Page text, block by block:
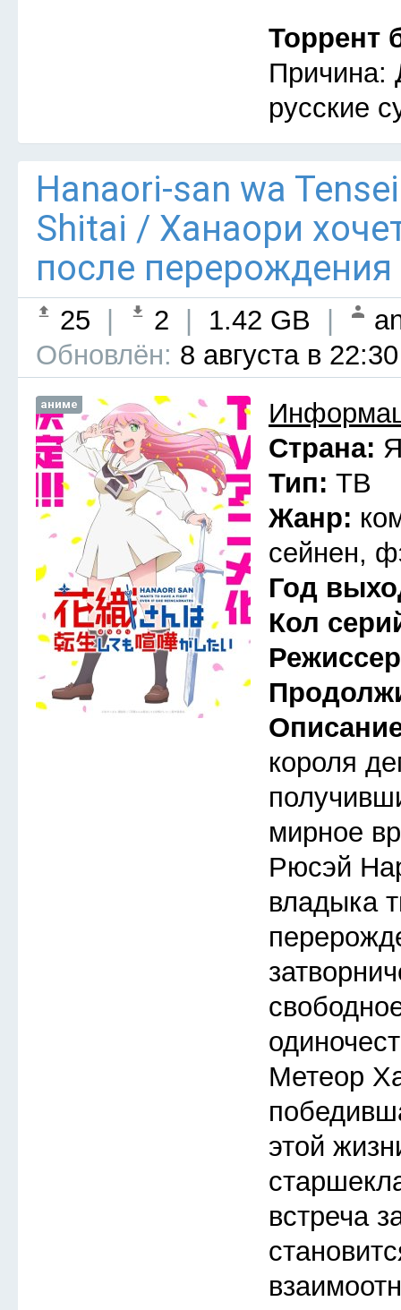
Торрент
Причина:
русские
Hanaori-san wa
Shitai / Ханаори
после
25 2 1.42 GB
Обновлён: 8 августа в 22:30
аниме
Страна:
Тип: ТВ
Жанр:
сейнен,
Год
Кол
короля
мирное
Рюсэй
владыка
Метеор
этой
встреча